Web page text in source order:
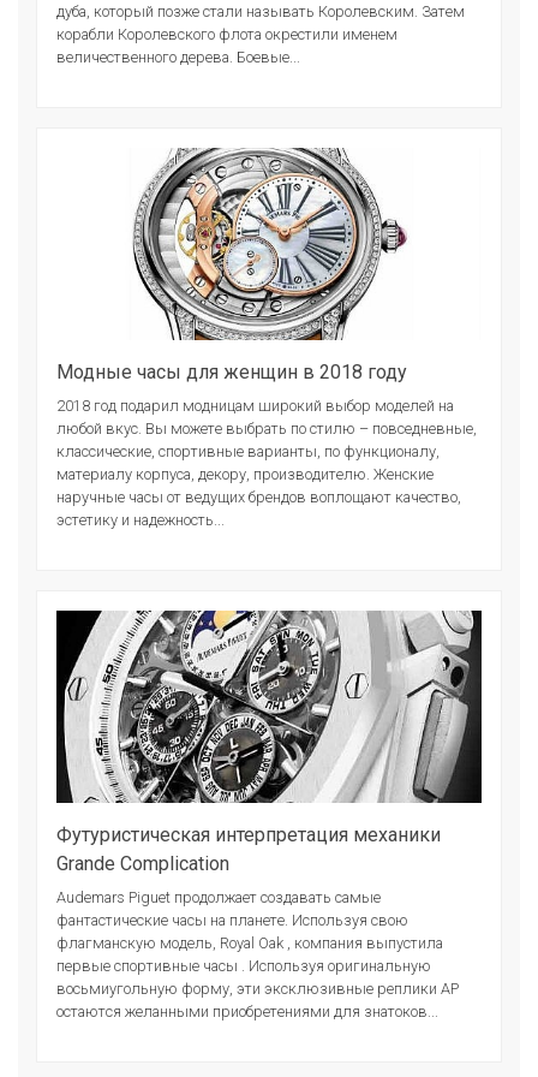
дуба, который позже стали называть Королевским. Затем
корабли Королевского флота окрестили именем
величественного дерева. Боевые...
Модные часы для женщин в 2018 году
2018 год подарил модницам широкий выбор моделей на
любой вкус. Вы можете выбрать по стилю – повседневные,
классические, спортивные варианты, по функционалу,
материалу корпуса, декору, производителю. Женские
наручные часы от ведущих брендов воплощают качество,
эстетику и надежность...
Футуристическая интерпретация механики
Grande Complication
Audemars Piguet продолжает создавать самые
фантастические часы на планете. Используя свою
флагманскую модель, Royal Oak , компания выпустила
первые спортивные часы . Используя оригинальную
восьмиугольную форму, эти эксклюзивные реплики AP
остаются желанными приобретениями для знатоков...